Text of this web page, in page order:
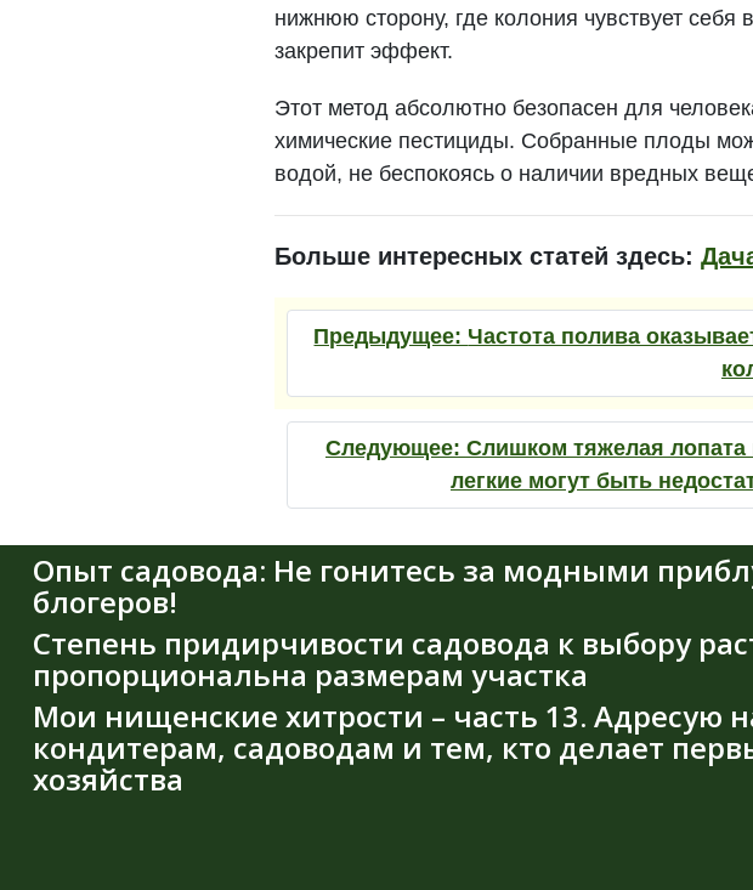
нижнюю сторону, где колония чувствует
закрепит эффект.
Этот метод абсолютно безопасен для
химические пестициды. Собранные плоды
водой, не беспокоясь о наличии вредных
Больше интересных статей здесь:
Предыдущее: Частота полива
Следующее: Слишком тяжелая
легкие могут быть
Опыт садовода: Не гонитесь за модными
блогеров!
Степень придирчивости садовода к выбору
пропорциональна размерам участка
Мои нищенские хитрости – часть 13.
кондитерам, садоводам и тем, кто делает
хозяйства